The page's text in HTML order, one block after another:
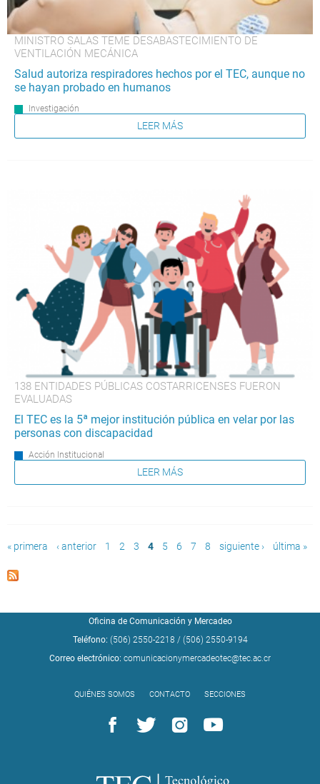
MINISTRO SALAS TEME DESABASTECIMIENTO DE
VENTILACIÓN MECÁNICA
Salud autoriza respiradores hechos por el TEC, aunque no
se hayan probado en humanos
Investigación
LEER MÁS
138 ENTIDADES PÚBLICAS COSTARRICENSES FUERON
EVALUADAS
El TEC es la 5ª mejor institución pública en velar por las
personas con discapacidad
Acción Institucional
LEER MÁS
Páginas
« primera ‹ anterior 1 2 3 4 5 6 7 8 siguiente › última »
Oficina de Comunicación y Mercadeo
Teléfono: (506) 2550-2218 / (506) 2550-9194
Correo electrónico: comunicacionymercadeotec@tec.ac.cr
QUIÉNES SOMOS CONTACTO SECCIONES